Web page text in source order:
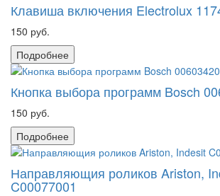
Клавиша включения Electrolux
150 руб.
Подробнее
Кнопка выбора программ Bosch
150 руб.
Подробнее
Направляющия роликов Ariston,
C00077001